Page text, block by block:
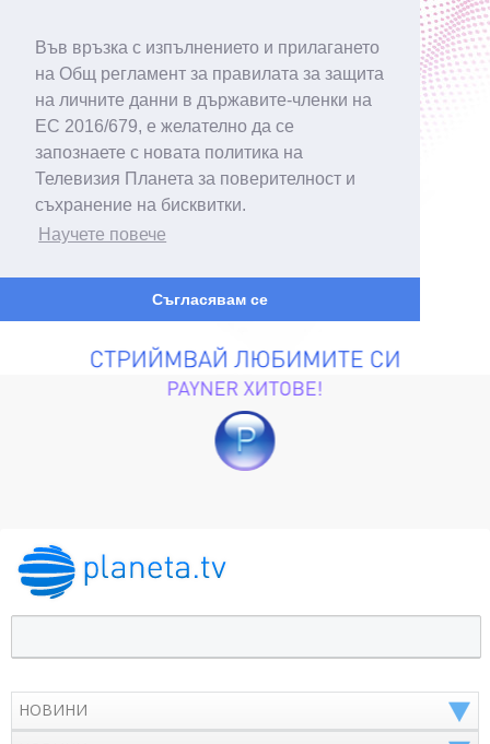
Във връзка с изпълнението и прилагането
на Общ регламент за правилата за защита
на личните данни в държавите-членки на
ЕС 2016/679, е желателно да се
запознаете с новата политика на
Телевизия Планета за поверителност и
съхранение на бисквитки.
Научете повече
Съгласявам се